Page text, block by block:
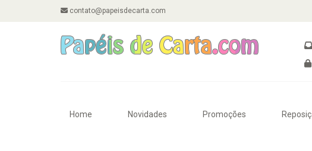
contato@papeisdecarta.com
Home Novidades Promoções